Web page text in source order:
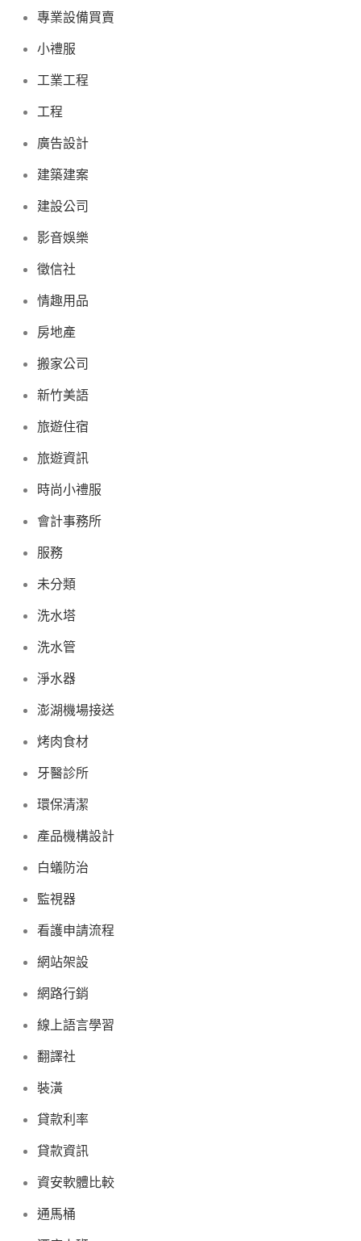
專業設備買賣
小禮服
工業工程
工程
廣告設計
建築建案
建設公司
影音娛樂
徵信社
情趣用品
房地產
搬家公司
新竹美語
旅遊住宿
旅遊資訊
時尚小禮服
會計事務所
服務
未分類
洗水塔
洗水管
淨水器
澎湖機場接送
烤肉食材
牙醫診所
環保清潔
產品機構設計
白蟻防治
監視器
看護申請流程
網站架設
網路行銷
線上語言學習
翻譯社
裝潢
貸款利率
貸款資訊
資安軟體比較
通馬桶